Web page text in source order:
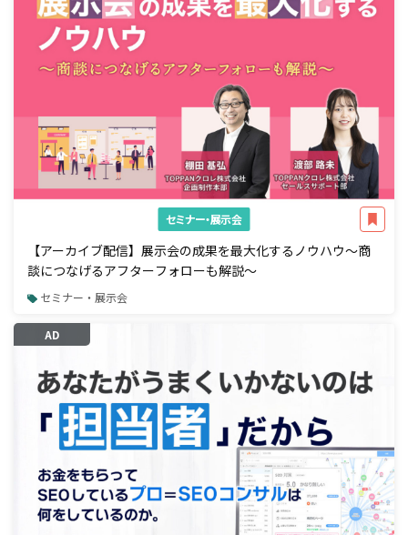
セミナー・展示会
【アーカイブ配信】展示会の成果を最大化するノウハウ～商
談につなげるアフターフォローも解説～
セミナー・展示会
AD